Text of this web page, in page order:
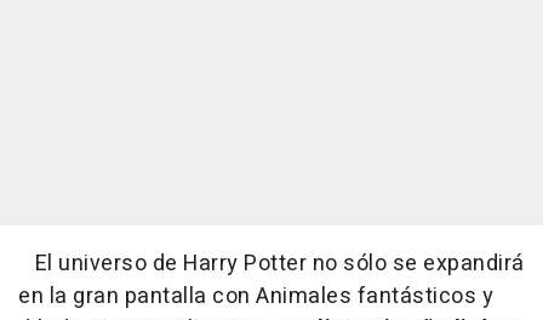
El universo de Harry Potter no sólo se expandirá
en la gran pantalla con Animales fantásticos y